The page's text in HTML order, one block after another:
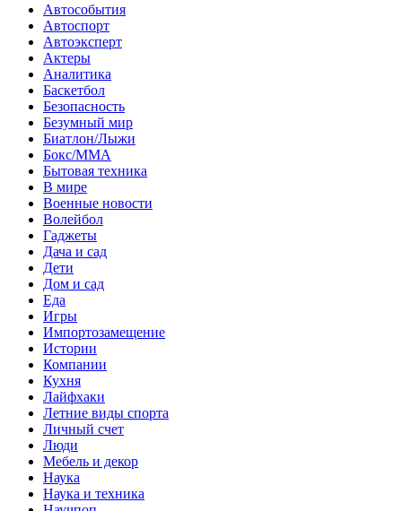
Автособытия
Автоспорт
Автоэксперт
Актеры
Аналитика
Баскетбол
Безопасность
Безумный мир
Биатлон/Лыжи
Бокс/MMA
Бытовая техника
В мире
Военные новости
Волейбол
Гаджеты
Дача и сад
Дети
Дом и сад
Еда
Игры
Импортозамещение
Истории
Компании
Кухня
Лайфхаки
Летние виды спорта
Личный счет
Люди
Мебель и декор
Наука
Наука и техника